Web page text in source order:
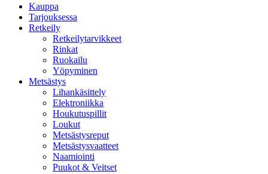
Kauppa
Tarjouksessa
Retkeily
Retkeilytarvikkeet
Rinkat
Ruokailu
Yöpyminen
Metsästys
Lihankäsittely
Elektroniikka
Houkutuspillit
Loukut
Metsästysreput
Metsästysvaatteet
Naamiointi
Puukot & Veitset